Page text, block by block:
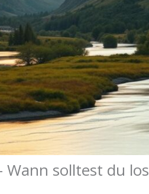
Wann solltest du los